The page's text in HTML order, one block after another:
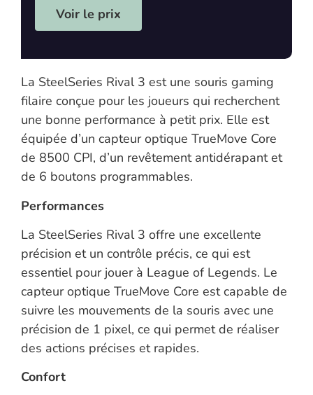
Voir le prix
La SteelSeries Rival 3 est une souris gaming
filaire conçue pour les joueurs qui recherchent
une bonne performance à petit prix. Elle est
équipée d’un capteur optique TrueMove Core
de 8500 CPI, d’un revêtement antidérapant et
de 6 boutons programmables.
Performances
La SteelSeries Rival 3 offre une excellente
précision et un contrôle précis, ce qui est
essentiel pour jouer à League of Legends. Le
capteur optique TrueMove Core est capable de
suivre les mouvements de la souris avec une
précision de 1 pixel, ce qui permet de réaliser
des actions précises et rapides.
Confort